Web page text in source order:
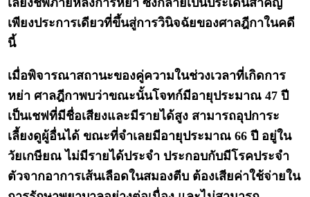
เลี้ยงชีพภายหลังการหย่า ซึ่งกลายเป็นประเด็นสำคัญ
เพียงประการเดียวที่ขึ้นสู่การวินิจฉัยของศาลฎีกาในคดี
นี้
เมื่อพิจารณาสถานะของคู่ความในช่วงเวลาที่เกิดการ
หย่า ศาลฎีกาพบว่าขณะนั้นโจทก์มีอายุประมาณ 47 ปี
เป็นเชฟที่มีชื่อเสียงและมีรายได้สูง สามารถอุปการะ
เลี้ยงดูผู้อื่นได้ ขณะที่จำเลยมีอายุประมาณ 66 ปี อยู่ใน
วัยเกษียณ ไม่มีรายได้ประจำ ประกอบกับมีโรคประจำ
ตัวจากอาการเส้นเลือดในสมองตีบ ต้องเสียค่าใช้จ่ายใน